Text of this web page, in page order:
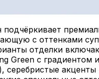
с оттенками
отделки
Green с градиентом
серебристые акценты